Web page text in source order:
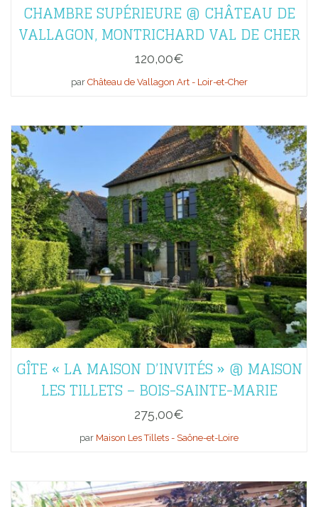
CHAMBRE SUPÉRIEURE @ CHÂTEAU DE
VALLAGON, MONTRICHARD VAL DE CHER
120,00€
par Château de Vallagon Art - Loir-et-Cher
GÎTE « LA MAISON D’INVITÉS » @ MAISON
LES TILLETS – BOIS-SAINTE-MARIE
275,00€
par Maison Les Tillets - Saône-et-Loire